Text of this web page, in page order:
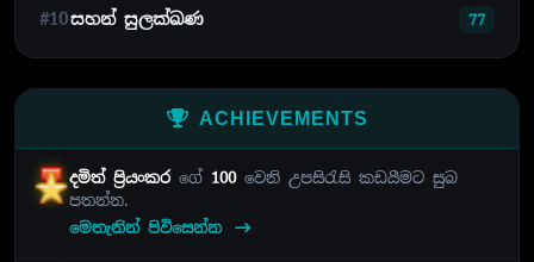
#10සහන් සුලක්ඛණ 77
ACHIEVEMENTS
දමිත් ප්‍රියංකරගේ 100වෙනි උපසිරැසි කඩයීමට සුබ
පතන්න.
මෙතැනින් පිවිසෙන්න